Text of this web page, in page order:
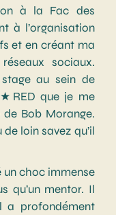
à la Fac des
à l’organisation
et en créant ma
sociaux.
au sein de
que je me
Bob Morange.
loin savez qu’il
un choc immense
qu’un mentor. Il
profondément